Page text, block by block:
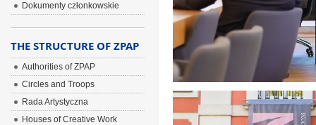
Dokumenty członkowskie
THE STRUCTURE OF ZPAP
Authorities of ZPAP
Circles and Troops
Rada Artystyczna
Houses of Creative Work